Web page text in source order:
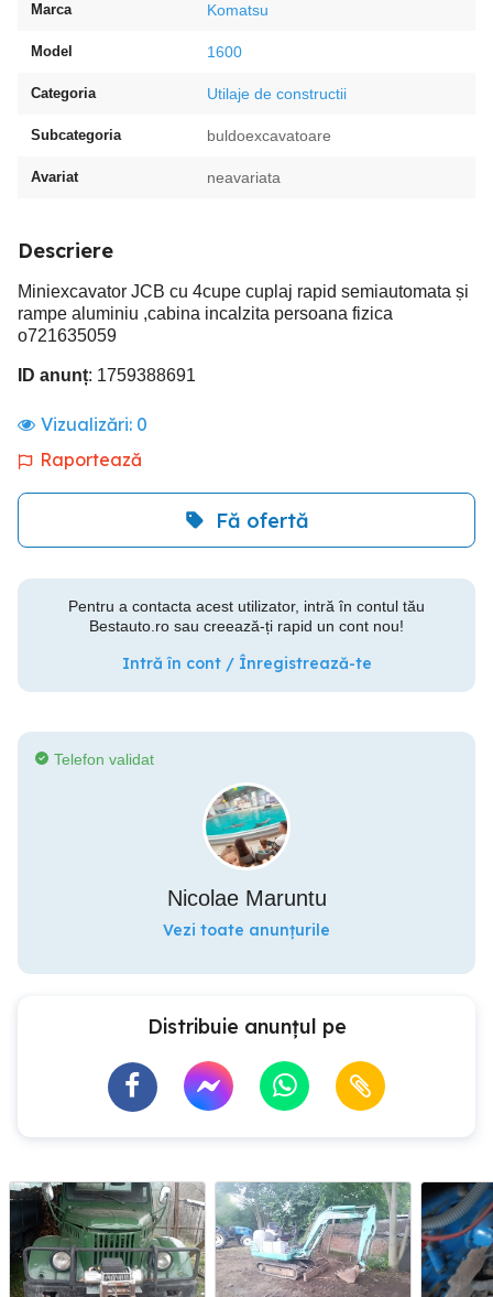
Marca Komatsu
Model 1600
Categoria Utilaje de constructii
Subcategoria buldoexcavatoare
Avariat neavariata
Descriere
Miniexcavator JCB cu 4cupe cuplaj rapid semiautomata și
rampe aluminiu ,cabina incalzita persoana fizica
o721635059
ID anunț: 1759388691
Vizualizări: 0
Raportează
Fă ofertă
Pentru a contacta acest utilizator, intră în contul tău
Bestauto.ro sau creează-ți rapid un cont nou!
Intră în cont / Înregistrează-te
Telefon validat
Nicolae Maruntu
Vezi toate anunțurile
Distribuie anunțul pe